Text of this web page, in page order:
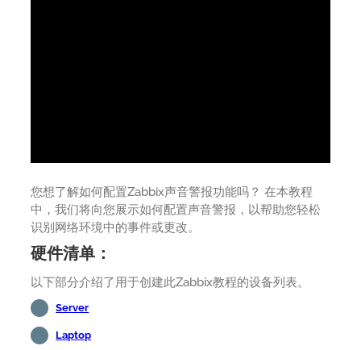
您想了解如何配置Zabbix声音警报功能吗？ 在本教程
中，我们将向您展示如何配置声音警报，以帮助您轻松
识别网络环境中的事件或更改。
硬件清单：
以下部分介绍了用于创建此Zabbix教程的设备列表。
Server
Laptop